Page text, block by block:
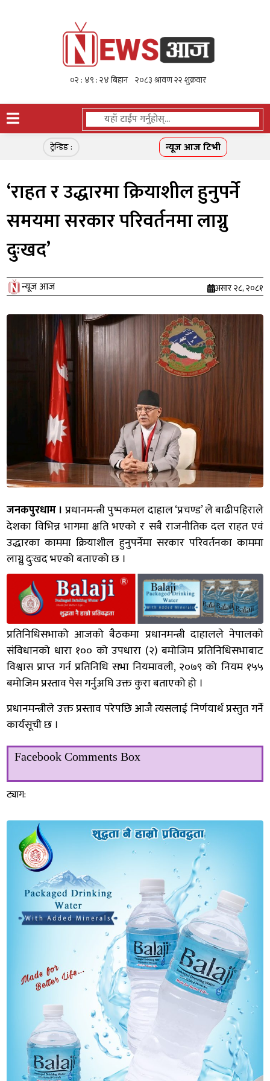
ट्रेन्डिङ : न्यूज आज टिभी
‘राहत र उद्धारमा क्रियाशील हुनुपर्ने
समयमा सरकार परिवर्तनमा लाग्नु
दुःखद’
न्यूज आज असार २८, २०८१
जनकपुरधाम । प्रधानमन्त्री पुष्पकमल दाहाल ‘प्रचण्ड’ ले बाढीपहिराले
देशका विभिन्न भागमा क्षति भएको र सबै राजनीतिक दल राहत एवं
उद्धारका काममा क्रियाशील हुनुपर्नेमा सरकार परिवर्तनका काममा
लाग्नु दुःखद भएको बताएको छ ।
प्रतिनिधिसभाको आजको बैठकमा प्रधानमन्त्री दाहालले नेपालको
संविधानको धारा १०० को उपधारा (२) बमोजिम प्रतिनिधिसभाबाट
विश्वास प्राप्त गर्न प्रतिनिधि सभा नियमावली, २०७९ को नियम १५५
बमोजिम प्रस्ताव पेस गर्नुअघि उक्त कुरा बताएको हो ।
प्रधानमन्त्रीले उक्त प्रस्ताव परेपछि आजै त्यसलाई निर्णयार्थ प्रस्तुत गर्ने
कार्यसूची छ ।
Facebook Comments Box
ट्याग: